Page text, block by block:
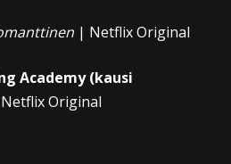
| Netflix Original
Academy (kausi
Original